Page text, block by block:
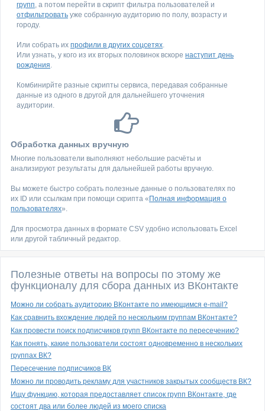
групп, а потом перейти в скрипт фильтра пользователей и
отфильтровать уже собранную аудиторию по полу, возрасту и
городу.
Или собрать их профили в других соцсетях.
Или узнать, у кого из их вторых половинок вскоре наступит день
рождения.
Комбинирйте разные скрипты сервиса, передавая собранные
данные из одного в другой для дальнейшего уточнения
аудитории.
Обработка данных вручную
Многие пользователи выполняют небольшие расчёты и
анализируют результаты для дальнейшей работы вручную.
Вы можете быстро собрать полезные данные о пользователях по
их ID или ссылкам при помощи скрипта « Полная информация о
пользователях».
Для просмотра данных в формате CSV удобно использовать Excel
или другой табличный редактор.
Полезные ответы на вопросы по этому же
функционалу для сбора данных из ВКонтакте
Можно ли собрать аудиторию ВКонтакте по имеющимся e-mail?
Как сравнить вхождение людей по нескольким группам ВКонтакте?
Как провести поиск подписчиков групп ВКонтакте по пересечению?
Как понять, какие пользователи состоят одновременно в нескольких
группах ВК?
Пересечение подписчиков ВК
Можно ли проводить рекламу для участников закрытых сообществ ВК?
Ищу функцию, которая предоставляет список групп ВКонтакте, где
состоят два или более людей из моего списка